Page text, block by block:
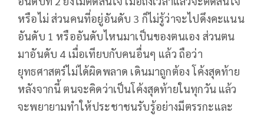
หรือไม่ ส่วนคนที่อยู่อันดับ 3 ก็ไม่รู้ว่าจะไปดึงคะแนน
อันดับ 1 หรืออันดับไหนมาเป็นของตนเอง ส่วนตน
มาอันดับ 4 เมื่อเทียบกับคนอื่นๆ แล้ว ถือว่า
ยุทธศาสตร์ไม่ได้ผิดพลาด เดินมาถูกต้อง โค้งสุดท้าย
หลังจากนี้ ตนจะคิดว่าเป็นโค้งสุดท้ายในทุกวัน แล้ว
จะพยายามทำให้ประชาชนรับรู้อย่างมีตรรกะและ